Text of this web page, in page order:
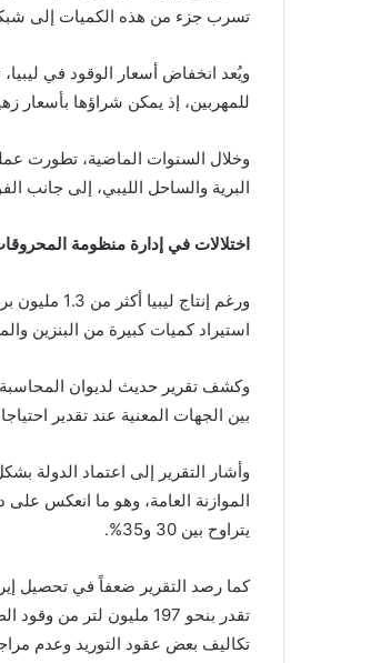
تسرب جزء من هذه الكميات إلى
ويُعد انخفاض أسعار الوقود في
للمهربين، إذ يمكن شراؤها بأسعار
وخلال السنوات الماضية، تطورت
البرية والساحل الليبي، إلى جانب
اختلالات في إدارة منظومة
ورغم
استيراد كميات كبيرة من البنزين
وكشف تقرير حديث لديوان
بين الجهات المعنية عند تقدير
وأشار التقرير إلى اعتماد الدولة
الموازنة العامة، وهو ما انعكس على
يتراوح بين 30 و35%.
كما رصد التقرير ضعفاً في تحصيل
تكاليف بعض عقود التوريد وعدم